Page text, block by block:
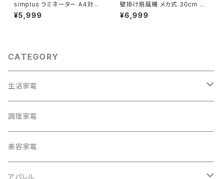
simplus ラミネーター A4対応
ウォームアップ時間3分 コンパク
ト 簡単操作 過熱保護 加熱均一
¥5,999
壁掛け扇風機 メカ式 30cm 7
枚羽 扇風機 シンプル 首振り 風
量3段階 ダイヤル式 お手入れ
¥6,999
CATEGORY
生活家電
テレビ
冷蔵庫・冷凍庫
洗濯機
調理家電
美容家電
アパレル